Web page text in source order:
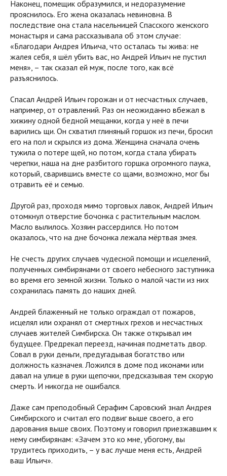
Наконец, помещик образумился, и недоразумение
прояснилось. Его жена оказалась невиновна. В
последствие она стала насельницей Спасского женского
монастыря и сама рассказывала об этом случае:
«Благодари Андрея Ильича, что осталась ты жива: не
жалея себя, я шёл убить вас, но Андрей Ильич не пустил
меня», – так сказал ей муж, после того, как всё
разъяснилось.
Спасал Андрей Ильич горожан и от несчастных случаев,
например, от отравлений. Раз он неожиданно вбежал в
хижину одной бедной мещанки, когда у неё в печи
варились щи. Он схватил глиняный горшок из печи, бросил
его на пол и скрылся из дома. Женщина сначала очень
тужила о потере щей, но потом, когда стала убирать
черепки, наша на дне разбитого горшка огромного паука,
который, сварившись вместе со щами, возможно, мог бы
отравить её и семью.
Другой раз, проходя мимо торговых лавок, Андрей Ильич
отомкнул отверстие бочонка с растительным маслом.
Масло вылилось. Хозяин рассердился. Но потом
оказалось, что на дне бочонка лежала мёртвая змея.
Не счесть других случаев чудесной помощи и исцелений,
полученных симбирянами от своего небесного заступника
во время его земной жизни. Только о малой части из них
сохранилась память до наших дней.
Андрей блаженный не только ограждал от пожаров,
исцелял или охранял от смертных грехов и несчастных
случаев жителей Симбирска. Он также открывал им
будущее. Предрекал переезд, начиная подметать двор.
Совал в руки деньги, предугадывая богатство или
должность казначея. Ложился в доме под иконами или
давал на улице в руки щепочки, предсказывая тем скорую
смерть. И никогда не ошибался.
Даже сам преподобный Серафим Саровский знал Андрея
Симбирского и считал его подвиг выше своего, а его
дарования выше своих. Поэтому и говорил приезжавшим к
нему симбирянам: «Зачем это ко мне, убогому, вы
трудитесь приходить, – у вас лучше меня есть, Андрей
ваш Ильич».